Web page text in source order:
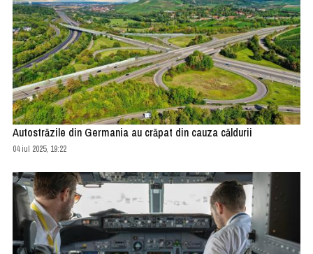
Autostrăzile din Germania au crăpat din cauza căldurii
04 iul 2025, 19:22